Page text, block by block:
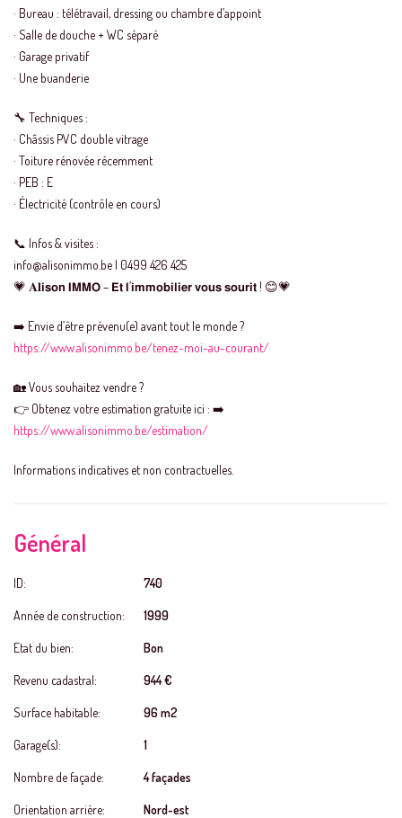
· Bureau : télétravail, dressing ou chambre d’appoint
· Salle de douche + WC séparé
· Garage privatif
· Une buanderie
🔧 Techniques :
· Châssis PVC double vitrage
· Toiture rénovée récemment
· PEB : E
· Électricité (contrôle en cours)
📞 Infos & visites :
info@alisonimmo.be | 0499 426 425
💗 𝐀𝐥𝗶𝘀𝗼𝗻 𝗜𝗠𝗠𝗢 – 𝗘𝘁 𝗹’𝗶𝗺𝗺𝗼𝗯𝗶𝗹𝗶𝗲𝗿 𝘃𝗼𝘂𝘀 𝘀𝗼𝘂𝗿𝗶𝘁 ! 😊💗
➡️ Envie d’être prévenu(e) avant tout le monde ?
https://www.alisonimmo.be/tenez-moi-au-courant/
🏡 Vous souhaitez vendre ?
👉 Obtenez votre estimation gratuite ici : ➡️
https://www.alisonimmo.be/estimation/
Informations indicatives et non contractuelles.
Général
ID: 740
Année de construction: 1999
Etat du bien: Bon
Revenu cadastral: 944 €
Surface habitable: 96 m2
Garage(s): 1
Nombre de façade: 4 façades
Orientation arrière: Nord-est